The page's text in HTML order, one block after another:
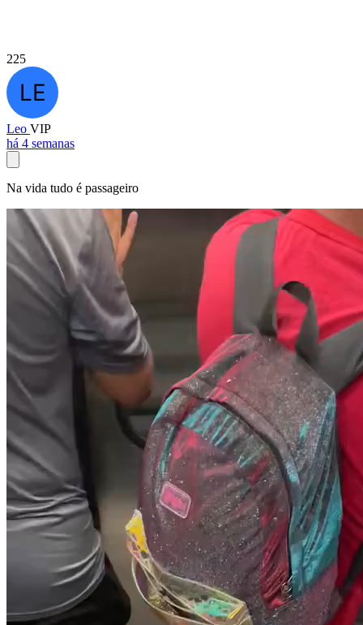
225
Leo VIP
há 4 semanas
Na vida tudo é passageiro